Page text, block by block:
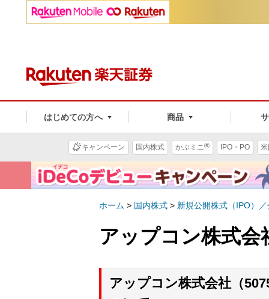
はじめての方へ 商品
キャンペーン 国内株式 かぶミニ® IPO・PO
ホーム > 国内株式 > 新規公開株式（IPO）
アップコン株式会
アップコン株式会社（